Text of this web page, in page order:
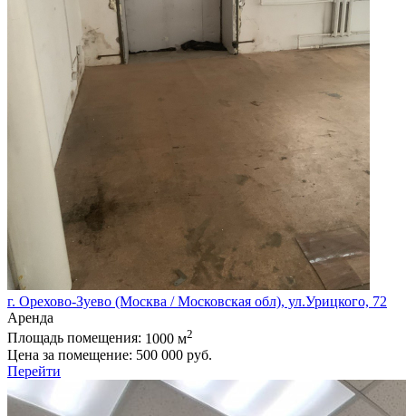
г. Орехово-Зуево (Москва / Московская обл), ул.Урицкого, 72
Аренда
Площадь помещения: 1000 м2
Цена за помещение: 500 000 руб.
Перейти